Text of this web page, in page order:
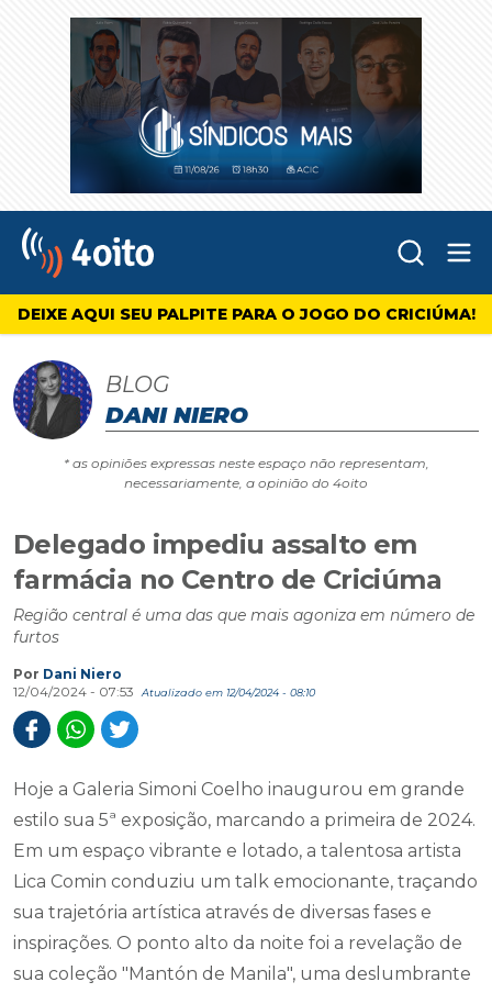
4oito
DEIXE AQUI SEU PALPITE PARA O JOGO DO CRICIÚMA!
BLOG
DANI NIERO
* as opiniões expressas neste espaço não representam,
necessariamente, a opinião do 4oito
Delegado impediu assalto em
farmácia no Centro de Criciúma
Região central é uma das que mais agoniza em número de
furtos
Por Dani Niero
12/04/2024 - 07:53
Atualizado em 12/04/2024 - 08:10
Hoje a Galeria Simoni Coelho inaugurou em grande
estilo sua 5ª exposição, marcando a primeira de 2024.
Em um espaço vibrante e lotado, a talentosa artista
Lica Comin conduziu um talk emocionante, traçando
sua trajetória artística através de diversas fases e
inspirações. O ponto alto da noite foi a revelação de
sua coleção "Mantón de Manila", uma deslumbrante